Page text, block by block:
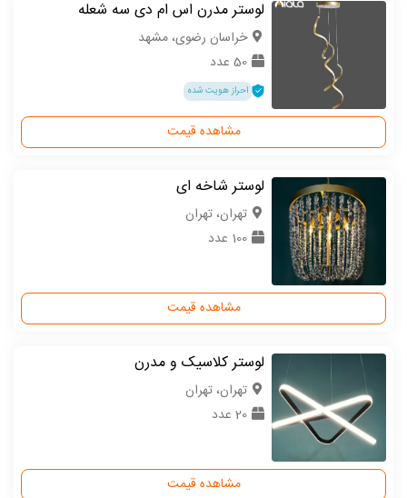
لوستر مدرن اس ام دی سه شعله
خراسان رضوی، مشهد
50 عدد
احراز هویت شده
مشاهده قیمت
لوستر شاخه ای
تهران، تهران
100 عدد
مشاهده قیمت
لوستر کلاسیک و مدرن
تهران، تهران
20 عدد
مشاهده قیمت